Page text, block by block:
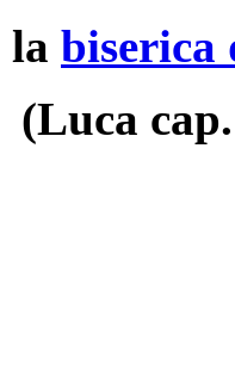
la biserica
(Luca